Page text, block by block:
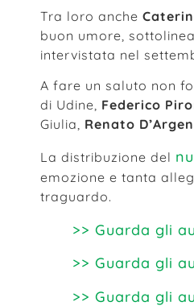
Tra loro anche
buon umore,
intervistata nel
A fare un saluto non
di Udine, Federico
Giulia, Renato
La distribuzione del
emozione e tanta
traguardo.
>> Guarda gli
>> Guarda gli
>> Guarda gli